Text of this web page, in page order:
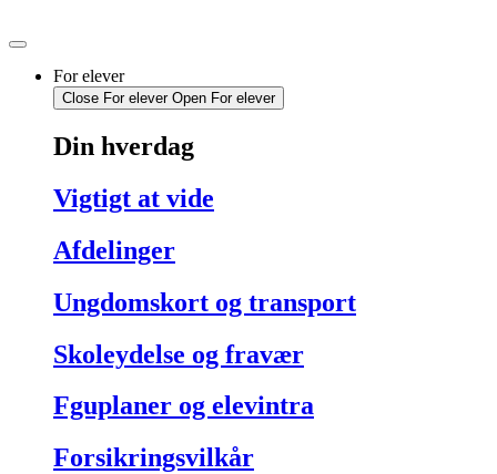
til
For elever
Close For elever Open For elever
Din hverdag
Vigtigt at vide
Afdelinger
Ungdomskort og transport
Skoleydelse og fravær
Fguplaner og elevintra
Forsikringsvilkår